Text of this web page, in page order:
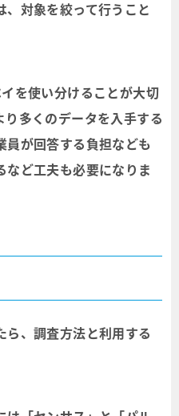
対象を絞って行うこと
を使い分けることが大切
多くのデータを入手する
員が回答する負担なども
ど工夫も必要になりま
、調査方法と利用する